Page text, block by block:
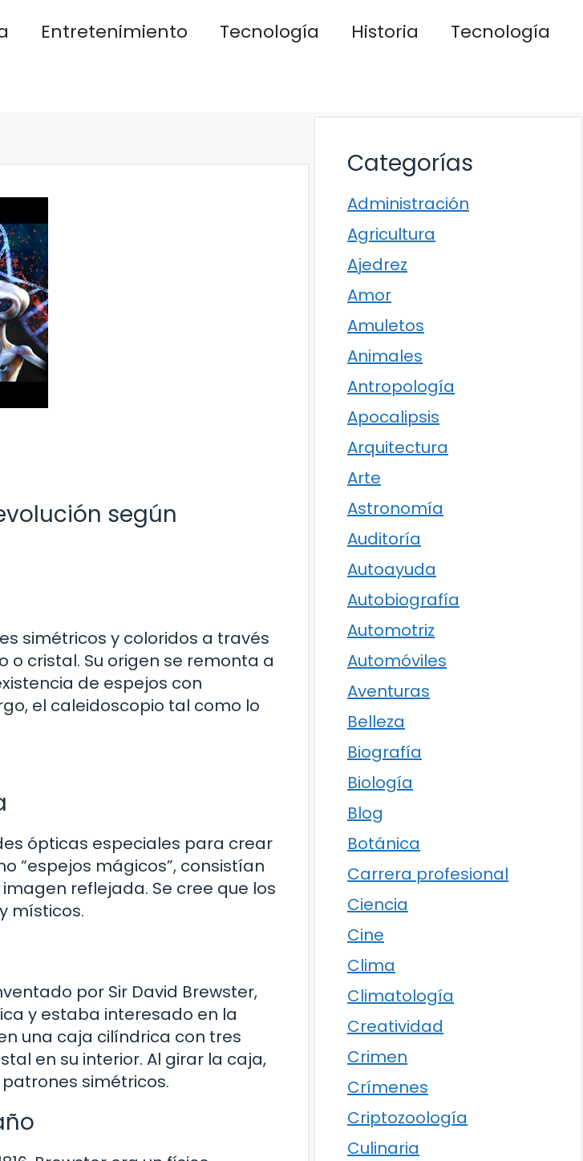
Entretenimiento Tecnología Historia
Tecnología
según
simétricos y coloridos a través
o cristal. Su origen se remonta a
de espejos con
el caleidoscopio tal como lo
ópticas especiales para crear
“espejos mágicos”, consistían
reflejada. Se cree que los
místicos.
por Sir David Brewster,
y estaba interesado en la
una caja cilíndrica con tres
en su interior. Al girar la caja,
simétricos.
Categorías
Administración
Agricultura
Ajedrez
Amor
Amuletos
Animales
Antropología
Apocalipsis
Arquitectura
Arte
Astronomía
Auditoría
Autoayuda
Autobiografía
Automotriz
Automóviles
Aventuras
Belleza
Biografía
Biología
Blog
Botánica
Carrera profesional
Ciencia
Cine
Clima
Climatología
Creatividad
Crimen
Crímenes
Criptozoología
Culinaria